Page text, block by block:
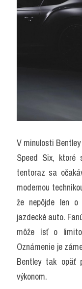
V minulosti
Speed Six, ktoré
tentoraz sa
modernou
že nepôjde len o
jazdecké auto.
môže ísť o
Oznámenie je
Bentley tak opäť
výkonom.